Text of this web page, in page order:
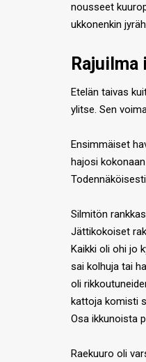
nousseet
ukkonenkin
Etelän taivas
ylitse. Sen
Ensimmäiset
hajosi
Silmitön
Jättikokoiset
Kaikki oli ohi jo
sai kolhuja tai
oli
kattoja komisti
Osa ikkunoista
Raekuuro oli